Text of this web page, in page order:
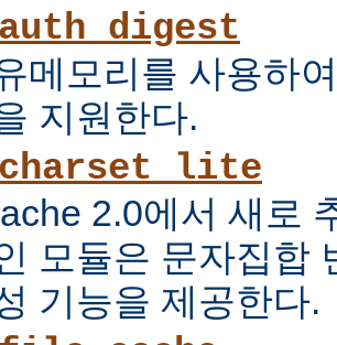
메모리를 사용하
지원한다.
2.0에서 새로
모듈은 문자집합
기능을 제공한다.